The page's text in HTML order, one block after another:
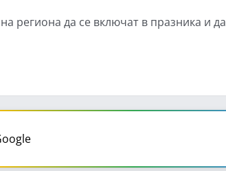
региона да се включат в празника и да